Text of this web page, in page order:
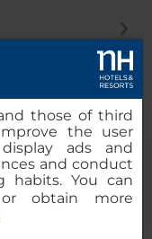
those of third
the user
ads and
and conduct
habits. You can
obtain more